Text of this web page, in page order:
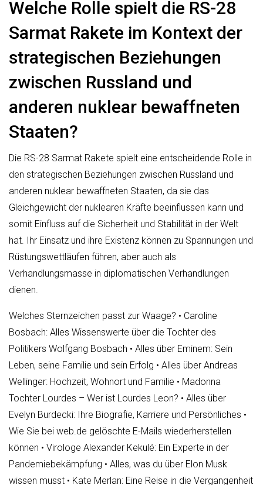
Welche Rolle spielt die RS-28
Sarmat Rakete im Kontext der
strategischen Beziehungen
zwischen Russland und
anderen nuklear bewaffneten
Staaten?
Die RS-28 Sarmat Rakete spielt eine entscheidende Rolle in
den strategischen Beziehungen zwischen Russland und
anderen nuklear bewaffneten Staaten, da sie das
Gleichgewicht der nuklearen Kräfte beeinflussen kann und
somit Einfluss auf die Sicherheit und Stabilität in der Welt
hat. Ihr Einsatz und ihre Existenz können zu Spannungen und
Rüstungswettläufen führen, aber auch als
Verhandlungsmasse in diplomatischen Verhandlungen
dienen.
Welches Sternzeichen passt zur Waage? • Caroline
Bosbach: Alles Wissenswerte über die Tochter des
Politikers Wolfgang Bosbach • Alles über Eminem: Sein
Leben, seine Familie und sein Erfolg • Alles über Andreas
Wellinger: Hochzeit, Wohnort und Familie • Madonna
Tochter Lourdes – Wer ist Lourdes Leon? • Alles über
Evelyn Burdecki: Ihre Biografie, Karriere und Persönliches •
Wie Sie bei web.de gelöschte E-Mails wiederherstellen
können • Virologe Alexander Kekulé: Ein Experte in der
Pandemiebekämpfung • Alles, was du über Elon Musk
wissen musst • Kate Merlan: Eine Reise in die Vergangenheit